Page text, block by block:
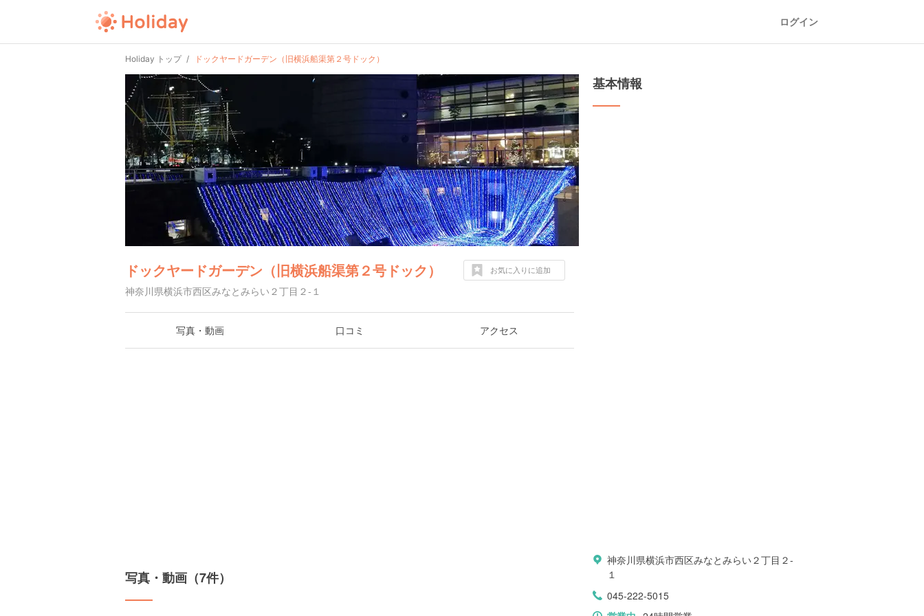
ログイン
Holiday トップ ドックヤードガーデン（旧横浜船渠第２号ドック）
ドックヤードガーデン（旧横浜船渠第２号ドック）
神奈川県横浜市西区みなとみらい２丁目２-１
お気に入りに追加
写真・動画 口コミ アクセス
写真・動画（7件）
基本情報
神奈川県横浜市西区みなとみらい２丁目２-
１
045-222-5015